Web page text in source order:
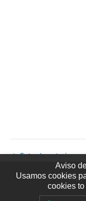
←Entrada anterior
Aviso
Usamos cookies
cookies